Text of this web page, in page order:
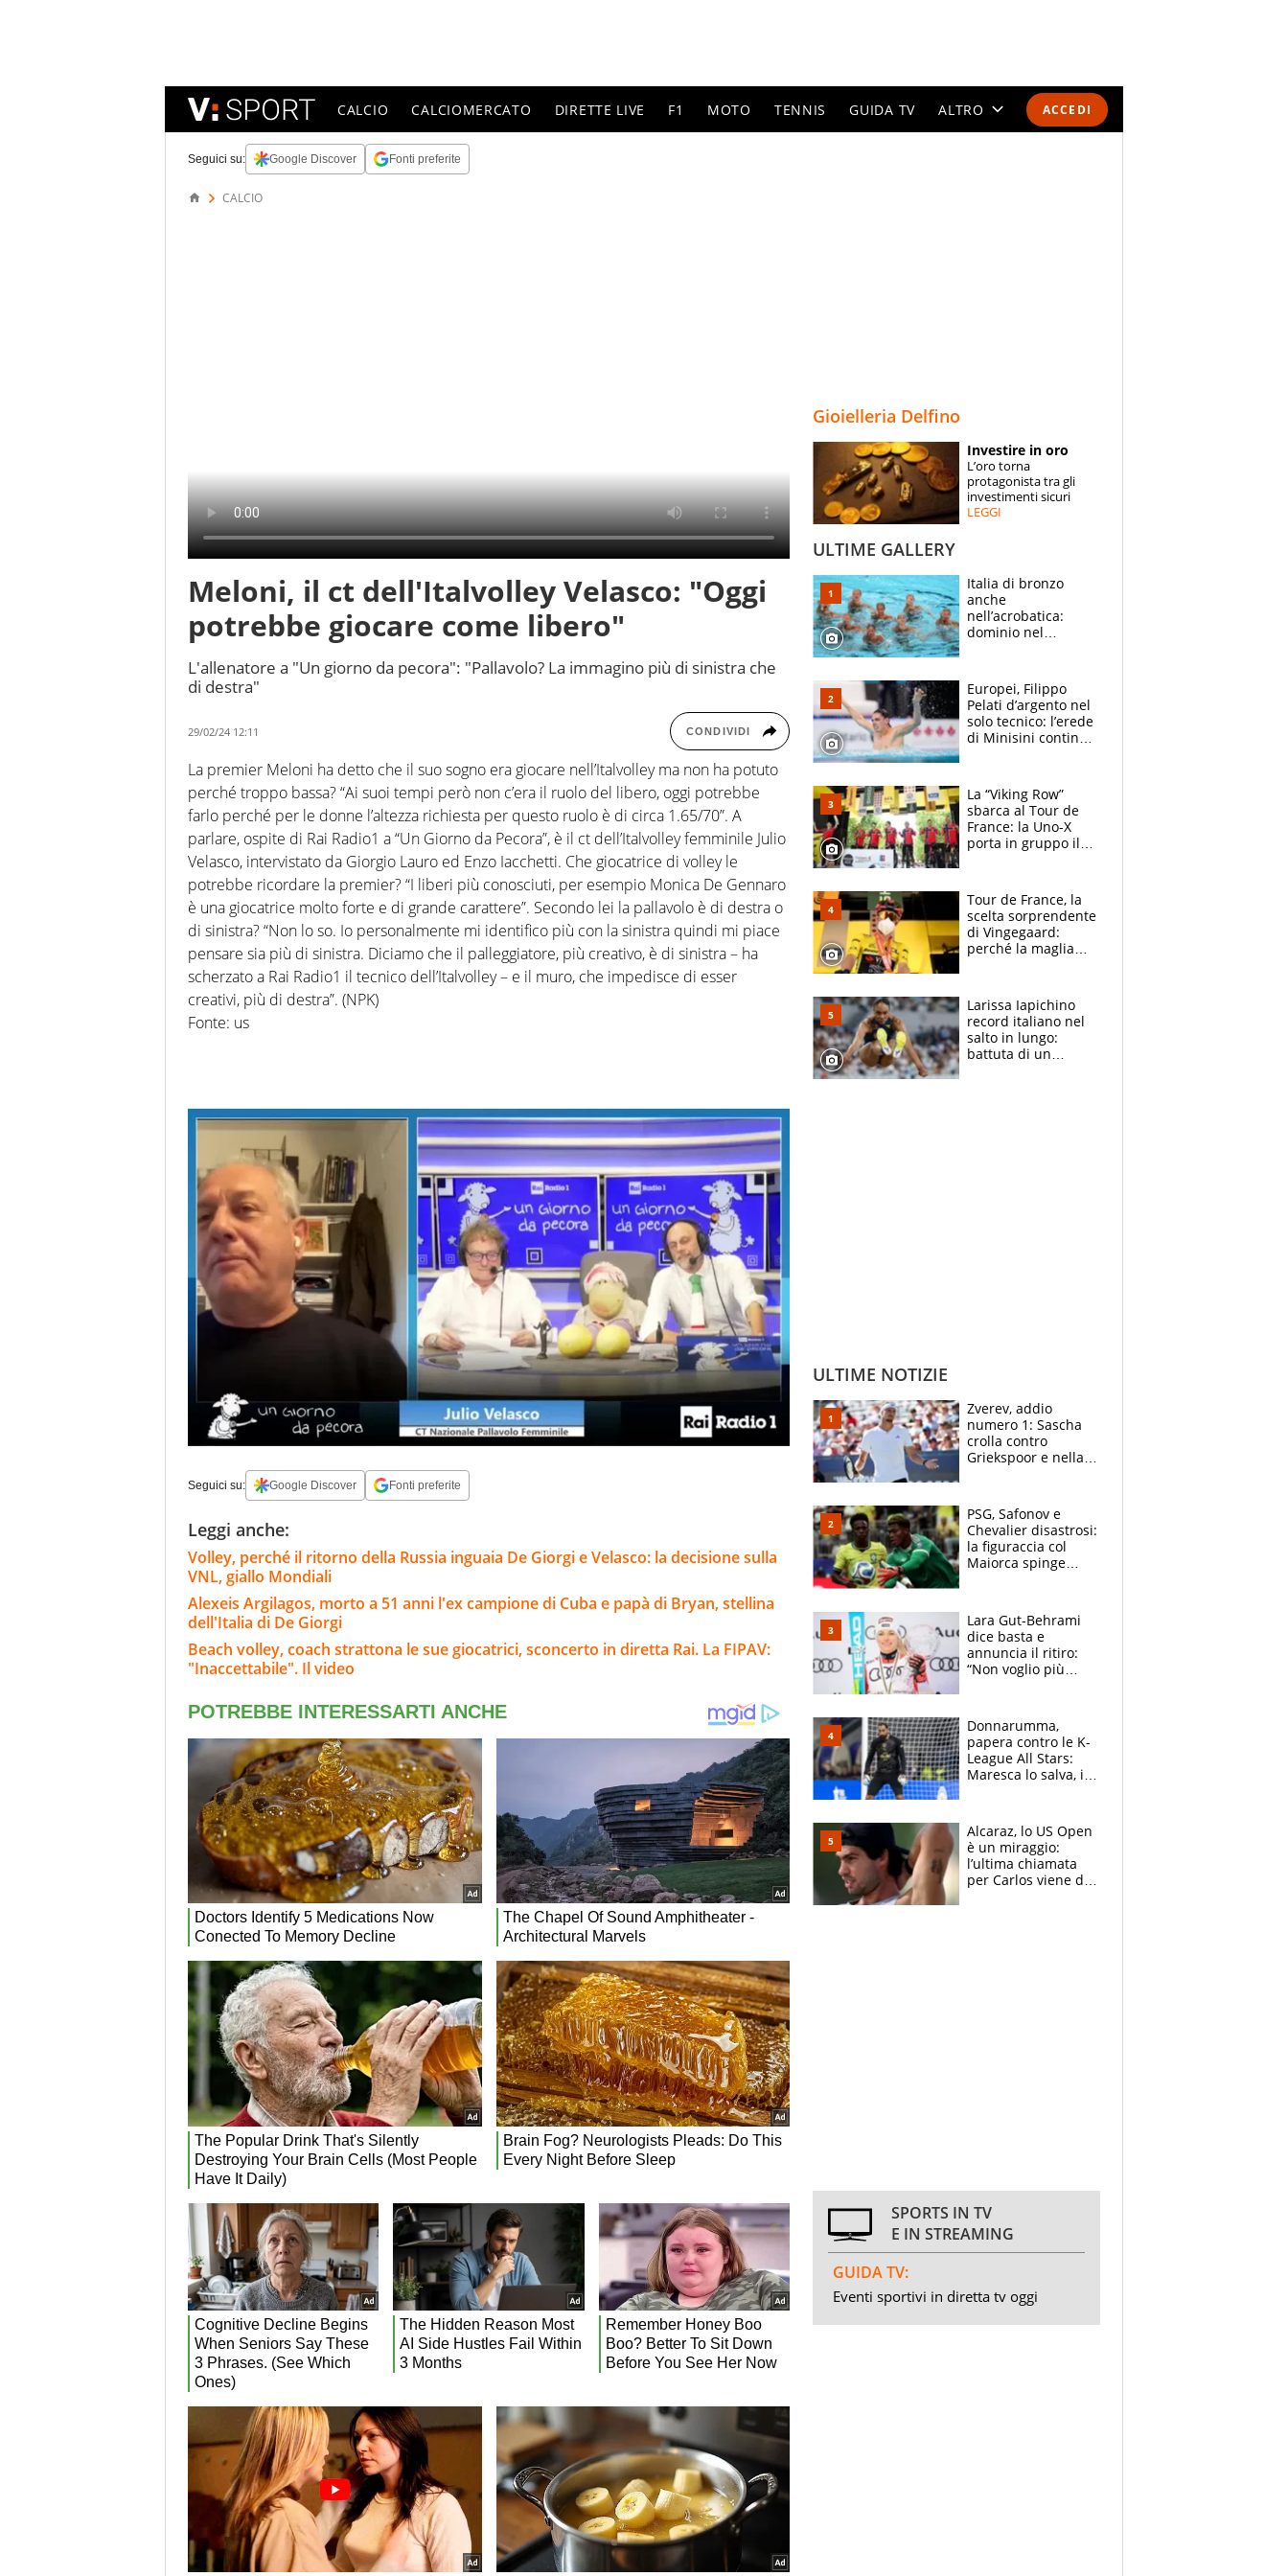
ACCEDI
CALCIO CALCIOMERCATO DIRETTE LIVE F1 MOTO TENNIS GUIDA TV ALTRO
SPECIALI
ESPERTI
Seguici su: Google Discover Fonti preferite
CALCIO
Meloni, il ct dell'Italvolley Velasco: "Oggi
potrebbe giocare come libero"
L'allenatore a "Un giorno da pecora": "Pallavolo? La immagino più di sinistra che
di destra"
29/02/24 12:11 CONDIVIDI
La premier Meloni ha detto che il suo sogno era giocare nell’Italvolley ma non ha potuto
perché troppo bassa? “Ai suoi tempi però non c’era il ruolo del libero, oggi potrebbe
farlo perché per le donne l’altezza richiesta per questo ruolo è di circa 1.65/70”. A
parlare, ospite di Rai Radio1 a “Un Giorno da Pecora”, è il ct dell’Italvolley femminile Julio
Velasco, intervistato da Giorgio Lauro ed Enzo Iacchetti. Che giocatrice di volley le
potrebbe ricordare la premier? “I liberi più conosciuti, per esempio Monica De Gennaro
è una giocatrice molto forte e di grande carattere”. Secondo lei la pallavolo è di destra o
di sinistra? “Non lo so. Io personalmente mi identifico più con la sinistra quindi mi piace
pensare sia più di sinistra. Diciamo che il palleggiatore, più creativo, è di sinistra – ha
scherzato a Rai Radio1 il tecnico dell’Italvolley – e il muro, che impedisce di esser
creativi, più di destra”. (NPK)
Fonte: us
Seguici su: Google Discover Fonti preferite
Leggi anche:
Volley, perché il ritorno della Russia inguaia De Giorgi e Velasco: la decisione sulla
VNL, giallo Mondiali
Alexeis Argilagos, morto a 51 anni l'ex campione di Cuba e papà di Bryan, stellina
dell'Italia di De Giorgi
Beach volley, coach strattona le sue giocatrici, sconcerto in diretta Rai. La FIPAV:
"Inaccettabile". Il video
Gioielleria Delfino
Investire in oro
L’oro torna
protagonista tra gli
investimenti sicuri
LEGGI
ULTIME GALLERY
Italia di bronzo
anche
nell’acrobatica:
dominio nel
e compagni
continuare
Europei, Filippo
Pelati d’argento nel
solo tecnico: l’erede
di Minisini continua
mirino
La “Viking Row”
sbarca al Tour de
France: la Uno-X
porta in gruppo il
compagni
Tour de France, la
scelta sorprendente
di Vingegaard:
perché la maglia
rischio da evitare
Larissa Iapichino
record italiano nel
salto in lungo:
battuta di un
ULTIME NOTIZIE
Zverev, addio
numero 1: Sascha
crolla contro
Griekspoor e nella
terzo. Quanti malori
a Montreal
PSG, Safonov e
Chevalier disastrosi:
la figuraccia col
Maiorca spinge
rischio beffa
Lara Gut-Behrami
dice basta e
annuncia il ritiro:
“Non voglio più
Brignone
Donnarumma,
papera contro le K-
League All Stars:
Maresca lo salva, i
Alcaraz, lo US Open
è un miraggio:
l’ultima chiamata
per Carlos viene da
SPORTS IN TV
E IN STREAMING
GUIDA TV:
Eventi sportivi in diretta tv oggi